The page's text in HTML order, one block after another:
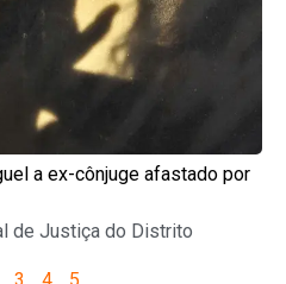
a ex-cônjuge afastado por
de Justiça do Distrito